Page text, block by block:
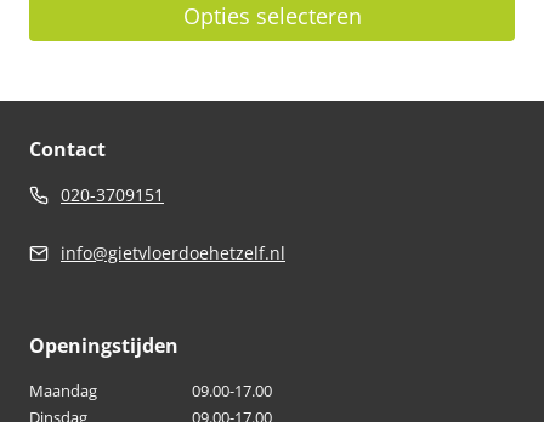
Opties selecteren
meerdere
variaties.
optie
worden
op
Contact
020-3709151
info@gietvloerdoehetzelf.nl
Openingstijden
Maandag
09.00-17.00
Dinsdag
09.00-17.00